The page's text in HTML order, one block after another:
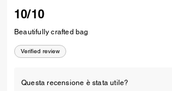
10/10
Beautifully crafted bag
Verified review
Questa recensione è stata utile?